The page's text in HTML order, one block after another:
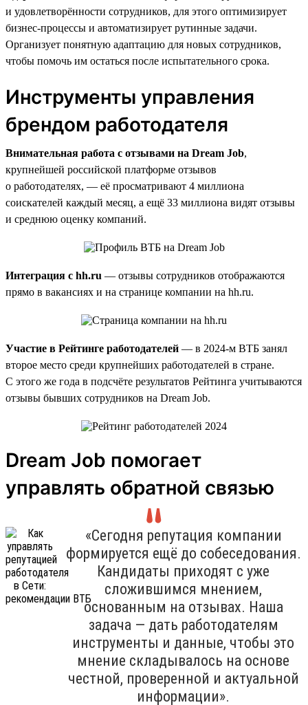
и удовлетворённости сотрудников, для этого оптимизирует
бизнес-процессы и автоматизирует рутинные задачи.
Организует понятную адаптацию для новых сотрудников,
чтобы помочь им остаться после испытательного срока.
Инструменты управления
брендом работодателя
Внимательная работа с отзывами на Dream Job,
крупнейшей российской платформе отзывов
о работодателях, — её просматривают 4 миллиона
соискателей каждый месяц, а ещё 33 миллиона видят отзывы
и среднюю оценку компаний.
Интеграция с hh.ru — отзывы сотрудников отображаются
прямо в вакансиях и на странице компании на hh.ru.
Участие в Рейтинге работодателей — в 2024-м ВТБ занял
второе место среди крупнейших работодателей в стране.
С этого же года в подсчёте результатов Рейтинга учитываются
отзывы бывших сотрудников на Dream Job.
Dream Job помогает
управлять обратной связью
«Сегодня репутация компании
формируется ещё до собеседования.
Кандидаты приходят с уже
сложившимся мнением,
основанным на отзывах. Наша
задача — дать работодателям
инструменты и данные, чтобы это
мнение складывалось на основе
честной, проверенной и актуальной
информации».